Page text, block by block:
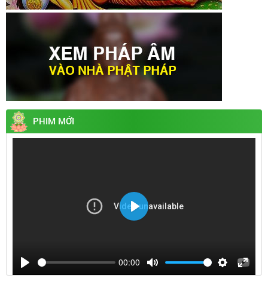
PHIM MỚI
Play
00:00
Mute
SettingsEnter
Play